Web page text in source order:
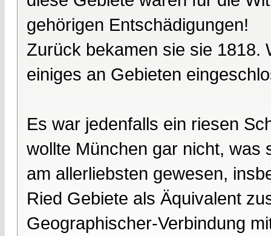
gehörigen Entschädigungen!
Zurück bekamen sie sie 1818.
einiges an Gebieten
Es war jedenfalls ein riesen
wollte München gar nicht, was
am allerliebsten gewesen,
Ried Gebiete als Äquivalent
Geographischer-Verbindung